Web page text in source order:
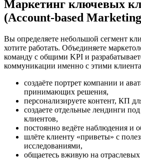
Маркетинг ключевых
(Account-based
Вы определяете небольшой сегмент
хотите работать. Объединяете
команду с общими KPI и
коммуникации именно с этими
создаёте портрет компании и
принимающих решения,
персонализируете контент, КП
создаете отдельные лендинги
клиентов,
постоянно ведёте наблюдения и
шлёте клиенту «приветы» с
исследованиями,
общаетесь вживую на